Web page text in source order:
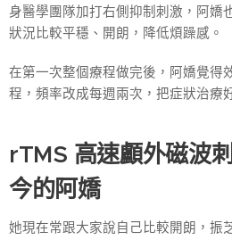
身醫學團隊加打右側抑制刺激，阿嬌
狀況比較平穩、開朗，降低煩躁感。
在第一次整個療程做完後，阿嬌覺得
程，頻率改成每週兩次，把症狀治療
rTMS 高速顱外磁波
今的阿嬌
她現在常跟大家說自己比較開朗，振